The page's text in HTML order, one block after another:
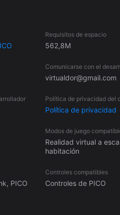
de figuras 3D,
toro, etc.), con movimientos
de figuras en el espacio
de Königsberg 7 puentes).
Varias construcciones dinámicas.
Requisitos de espacio
562,8M
Comunicarse con el
virtualdor@gmail.com
Política de privacidad del
Política de privacidad
Modos de juego
Realidad virtual a
habitación
PICO
Controles compatibles
Controles de PICO